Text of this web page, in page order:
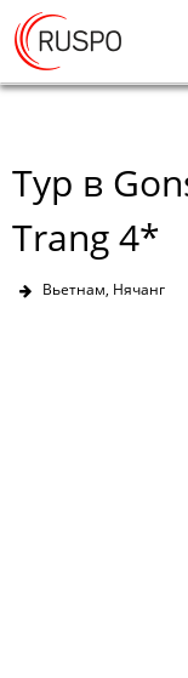
Тур в
Trang 4*
Вьетнам, Нячанг